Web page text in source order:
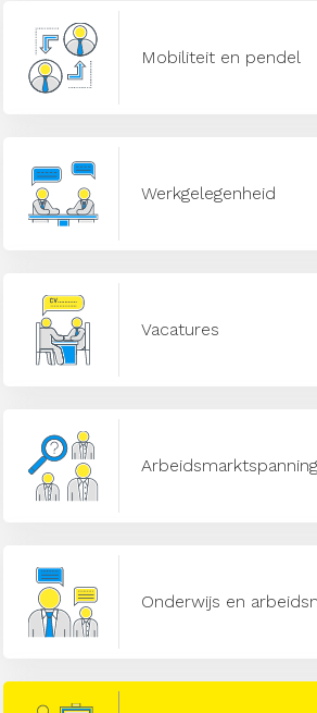
Mobiliteit en pendel
Werkgelegenheid
Vacatures
Arbeidsmarktspanning
Onderwijs en